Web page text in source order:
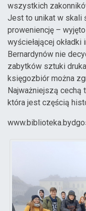
wszystkich
Jest to unikat w skali
proweniencję –
wyściełającej
Bernardynów nie
zabytków sztuki
księgozbiór można
Najważniejszą cechą
która jest częścią